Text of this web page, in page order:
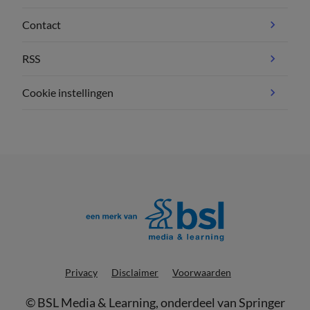
Contact
RSS
Cookie instellingen
Privacy Disclaimer Voorwaarden
©BSL Media & Learning, onderdeel vanSpringer